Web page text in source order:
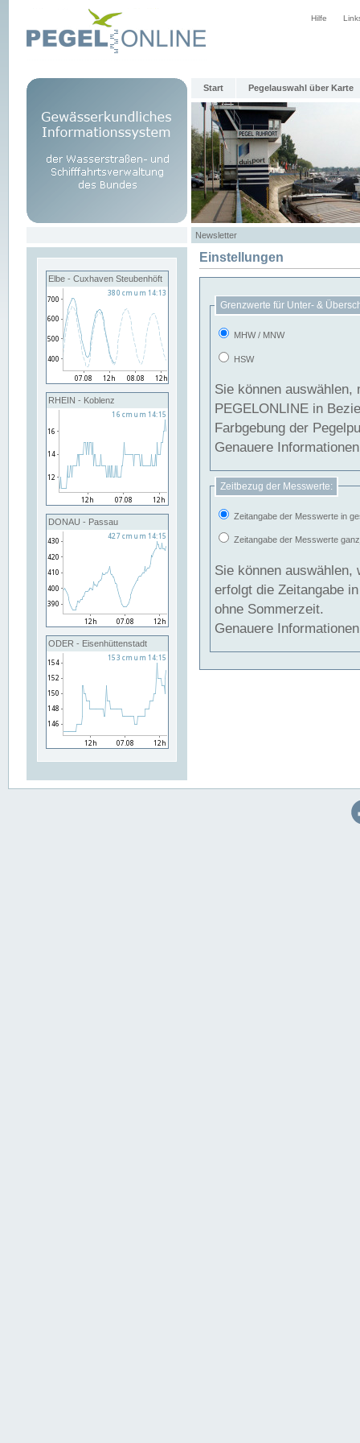
Hilfe
Start Pegelauswahl über Karte
Newsletter
Elbe - Cuxhaven Steubenhöft
RHEIN - Koblenz
DONAU - Passau
ODER - Eisenhüttenstadt
Einstellungen
Grenzwerte für Unter- &
MHW / MNW
HSW
Sie können
PEGELONLINE in Beziehung
Farbgebung der
Genauere
Zeitbezug der Messwerte:
Zeitangabe der Messwerte in
Zeitangabe der Messwerte
Sie können auswählen,
erfolgt die Zeitangabe
ohne Sommerzeit.
Genauere